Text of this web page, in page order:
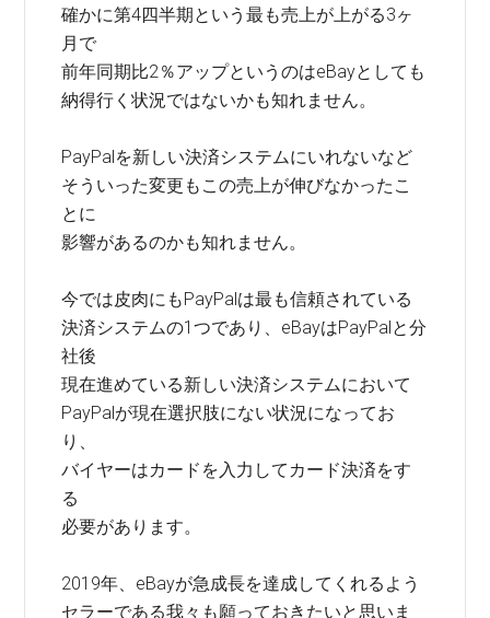
確かに第4四半期という最も売上が上がる3ヶ
月で
前年同期比2％アップというのはeBayとしても
納得行く状況ではないかも知れません。
PayPalを新しい決済システムにいれないなど
そういった変更もこの売上が伸びなかったこ
とに
影響があるのかも知れません。
今では皮肉にもPayPalは最も信頼されている
決済システムの1つであり、eBayはPayPalと分
社後
現在進めている新しい決済システムにおいて
PayPalが現在選択肢にない状況になってお
り、
バイヤーはカードを入力してカード決済をす
る
必要があります。
2019年、eBayが急成長を達成してくれるよう
セラーである我々も願っておきたいと思いま